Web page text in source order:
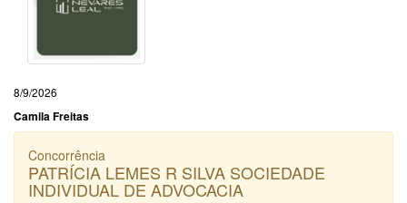
8/9/2026
Camila Freitas
Concorrência
PATRÍCIA LEMES R SILVA SOCIEDADE
INDIVIDUAL DE ADVOCACIA